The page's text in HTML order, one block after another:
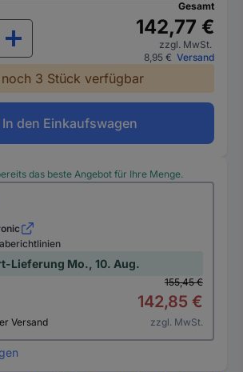
Gesamt
142,77 €
zzgl. MwSt.
8,95 € Versand
3 Stück verfügbar
In den Einkaufswagen
das beste Angebot für Ihre Menge.
Lieferung Mo., 10. Aug.
Versand
155,45 €
142,85 €
zzgl. MwSt.